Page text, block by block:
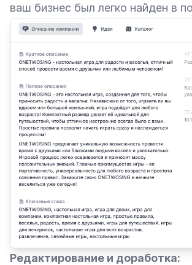
ваш бизнес был легко найден в
Редактирование и доработка: